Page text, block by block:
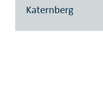
Katernberg